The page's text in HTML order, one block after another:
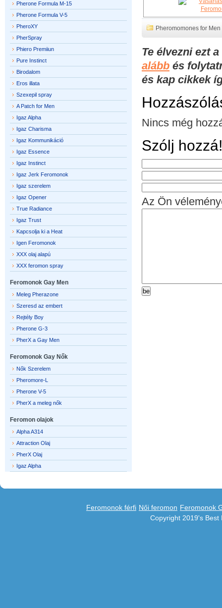
Pheromomones for Men
Te élvezni ezt
alább és
és kap cikkek
Nincs még
Szólj hozzá!
Az Ön
Pherone Formula M-15
Pherone Formula V-5
PheroXY
PherSpray
Phiero Premiiun
Pure Instinct
Birodalom
Eros illata
Szexepil spray
A Patch for Men
Igaz Alpha
Igaz Charisma
Igaz Kommunikáció
Igaz Essence
Igaz Instinct
Igaz Jerk Feromonok
Igaz szerelem
Igaz Opener
True Radiance
Igaz Trust
Kapcsolja ki a Heat
Igen Feromonok
XXX olaj alapú
XXX feromon spray
Feromonok Gay Men
Meleg Pherazone
Szeresd az embert
Rejtély Boy
Pherone G-3
PherX a Gay Men
Feromonok Gay Nők
Nők Szerelem
Pheromore-L
Pherone V-5
PherX a meleg nők
Feromon olajok
Alpha A314
Attraction Olaj
PherX Olaj
Igaz Alpha
Feromonok férfi Női feromon Feromonok
Copyright 2019's Best